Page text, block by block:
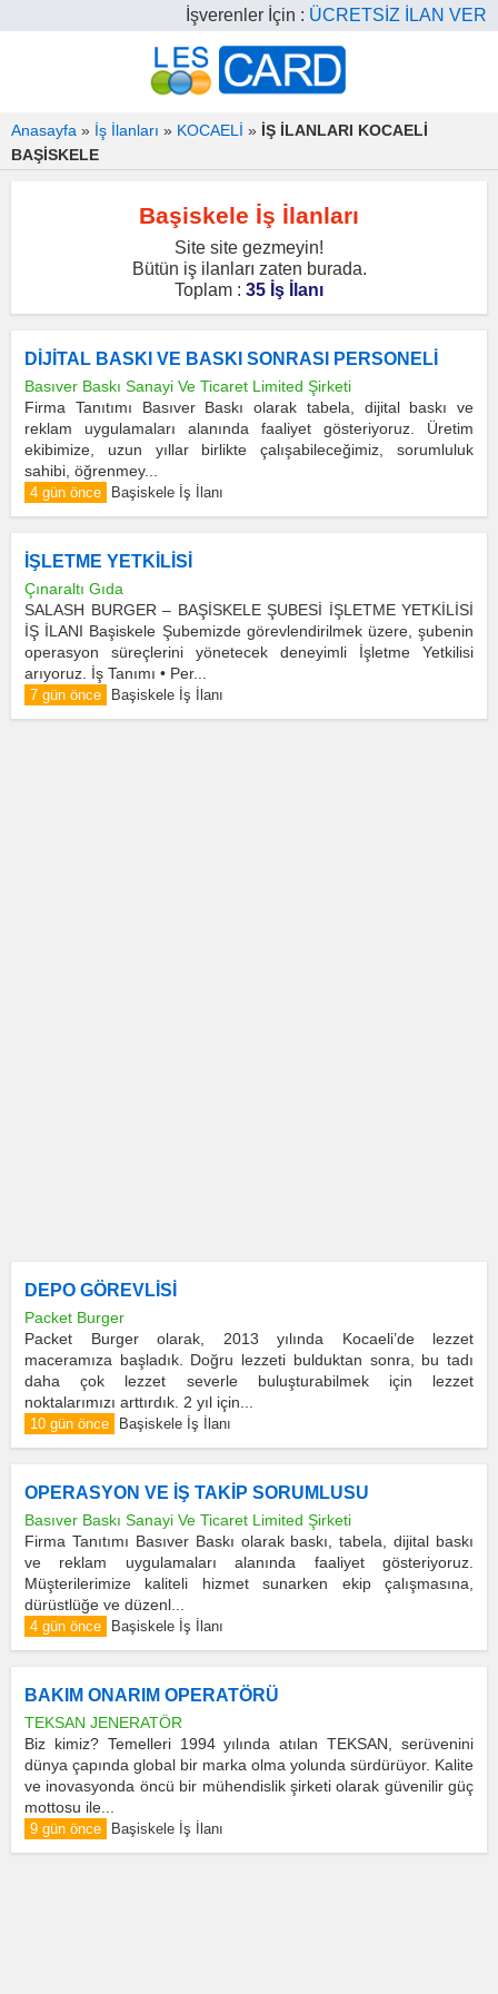
İşverenler İçin : ÜCRETSİZ İLAN VER
Anasayfa » İş İlanları » KOCAELİ » İŞ İLANLARI KOCAELİ
BAŞİSKELE
Başiskele İş İlanları
Site site gezmeyin!
Bütün iş ilanları zaten burada.
Toplam : 35 İş İlanı
DİJİTAL BASKI VE BASKI SONRASI PERSONELİ
Basıver Baskı Sanayi Ve Ticaret Limited Şirketi
Firma Tanıtımı Basıver Baskı olarak tabela, dijital baskı ve
reklam uygulamaları alanında faaliyet gösteriyoruz. Üretim
ekibimize, uzun yıllar birlikte çalışabileceğimiz, sorumluluk
sahibi, öğrenmey...
4 gün önce Başiskele İş İlanı
İŞLETME YETKİLİSİ
Çınaraltı Gıda
SALASH BURGER – BAŞİSKELE ŞUBESİ İŞLETME YETKİLİSİ
İŞ İLANI Başiskele Şubemizde görevlendirilmek üzere, şubenin
operasyon süreçlerini yönetecek deneyimli İşletme Yetkilisi
arıyoruz. İş Tanımı • Per...
7 gün önce Başiskele İş İlanı
DEPO GÖREVLİSİ
Packet Burger
Packet Burger olarak, 2013 yılında Kocaeli’de lezzet
maceramıza başladık. Doğru lezzeti bulduktan sonra, bu tadı
daha çok lezzet severle buluşturabilmek için lezzet
noktalarımızı arttırdık. 2 yıl için...
10 gün önce Başiskele İş İlanı
OPERASYON VE İŞ TAKİP SORUMLUSU
Basıver Baskı Sanayi Ve Ticaret Limited Şirketi
Firma Tanıtımı Basıver Baskı olarak baskı, tabela, dijital baskı
ve reklam uygulamaları alanında faaliyet gösteriyoruz.
Müşterilerimize kaliteli hizmet sunarken ekip çalışmasına,
dürüstlüğe ve düzenl...
4 gün önce Başiskele İş İlanı
BAKIM ONARIM OPERATÖRÜ
TEKSAN JENERATÖR
Biz kimiz? Temelleri 1994 yılında atılan TEKSAN, serüvenini
dünya çapında global bir marka olma yolunda sürdürüyor. Kalite
ve inovasyonda öncü bir mühendislik şirketi olarak güvenilir güç
mottosu ile...
9 gün önce Başiskele İş İlanı